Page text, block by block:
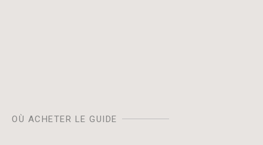
OÙ ACHETER LE GUIDE